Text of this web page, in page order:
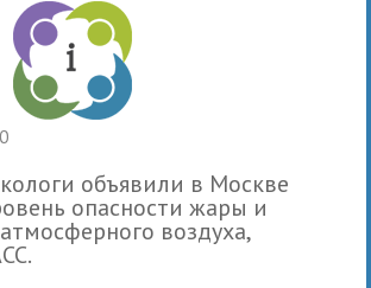
объявили в Москве
опасности жары и
воздуха,